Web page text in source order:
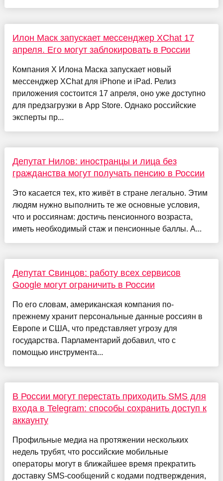
Илон Маск запускает мессенджер XChat 17
апреля. Его могут заблокировать в России
Компания X Илона Маска запускает новый
мессенджер XChat для iPhone и iPad. Релиз
приложения состоится 17 апреля, оно уже доступно
для предзагрузки в App Store. Однако российские
эксперты пр...
Депутат Нилов: иностранцы и лица без
гражданства могут получать пенсию в России
Это касается тех, кто живёт в стране легально. Этим
людям нужно выполнить те же основные условия,
что и россиянам: достичь пенсионного возраста,
иметь необходимый стаж и пенсионные баллы. А...
Депутат Свинцов: работу всех сервисов
Google могут ограничить в России
По его словам, американская компания по-
прежнему хранит персональные данные россиян в
Европе и США, что представляет угрозу для
государства. Парламентарий добавил, что с
помощью инструмента...
В России могут перестать приходить SMS для
входа в Telegram: способы сохранить доступ к
аккаунту
Профильные медиа на протяжении нескольких
недель трубят, что российские мобильные
операторы могут в ближайшее время прекратить
доставку SMS-сообщений с кодами подтверждения,